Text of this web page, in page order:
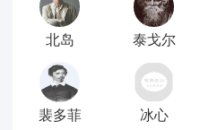
北岛 泰戈尔
裴多菲 冰心